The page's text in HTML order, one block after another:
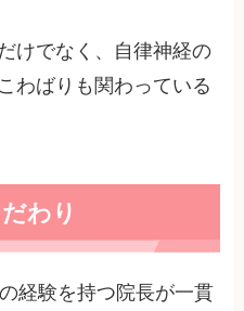
けでなく、自律神経の
わばりも関わっている
わり
経験を持つ院長が一貫